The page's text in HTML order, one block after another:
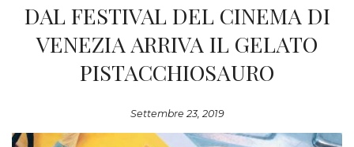
PRIVACY
DAL FESTIVAL DEL CINEMA DI
VENEZIA ARRIVA IL GELATO
PISTACCHIOSAURO
Settembre 23, 2019